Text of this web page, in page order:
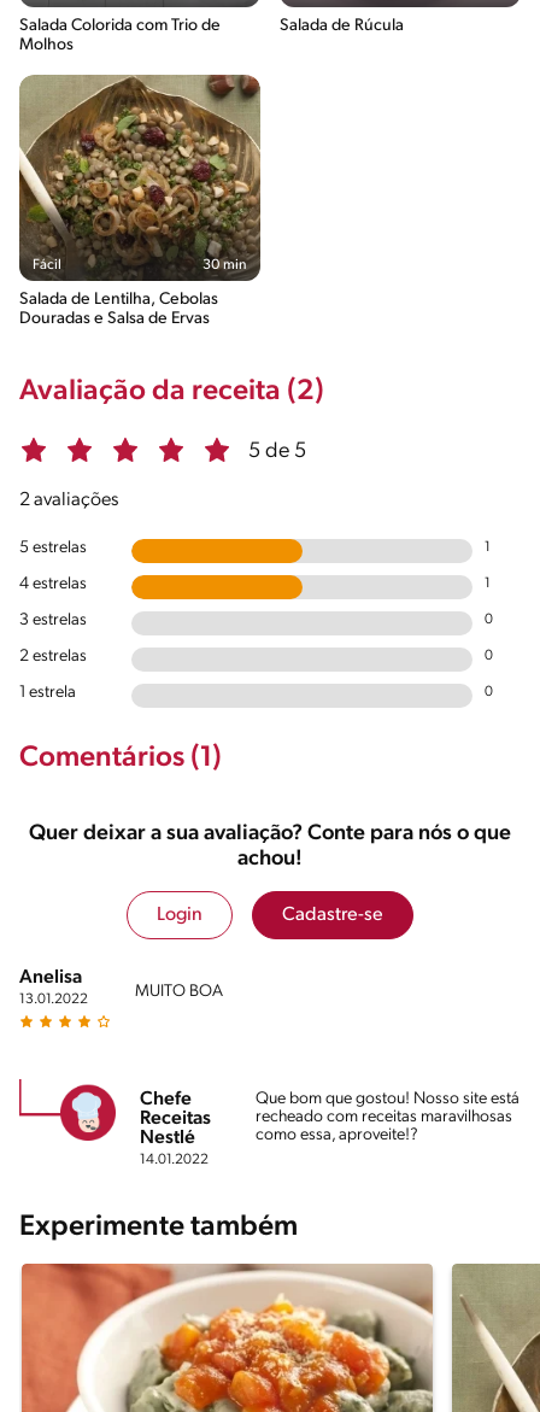
Salada Colorida com Trio de
Molhos
Salada de Rúcula
Fácil 30 min
Salada de Lentilha, Cebolas
Douradas e Salsa de Ervas
Avaliação da receita (2)
5 de 5
2 avaliações
5 estrelas
4 estrelas
3 estrelas 0
2 estrelas 0
1 estrela 0
Comentários (1)
Quer deixar a sua avaliação? Conte para nós o que
achou!
Login Cadastre-se
Anelisa
13.01.2022 MUITO BOA
Chefe
Receitas
Nestlé
14.01.2022
Que bom que gostou! Nosso site está
recheado com receitas maravilhosas
como essa, aproveite!?
Experimente também